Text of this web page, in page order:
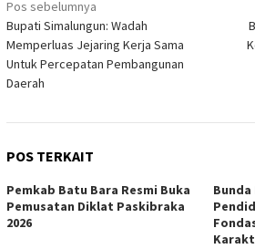
Navigasi
pos
Pos sebelumnya
Bupati Simalungun: Wadah
Memperluas Jejaring Kerja Sama
Untuk Percepatan Pembangunan
Daerah
POS TERKAIT
Pemkab Batu Bara Resmi Buka
Pemusatan Diklat Paskibraka
2026
Bunda